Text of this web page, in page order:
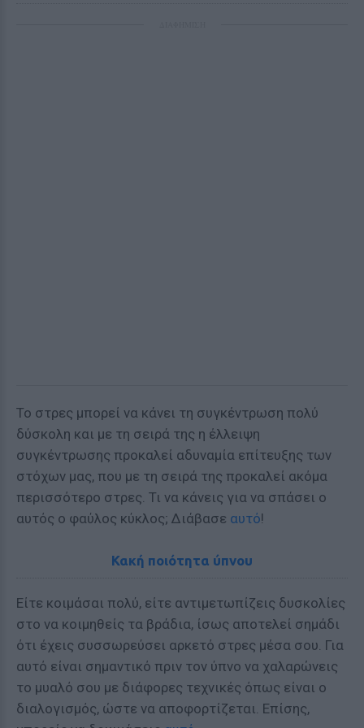
Το στρες μπορεί να κάνει τη συγκέντρωση πολύ
δύσκολη και με τη σειρά της η έλλειψη
συγκέντρωσης προκαλεί αδυναμία επίτευξης των
στόχων μας, που με τη σειρά της προκαλεί ακόμα
περισσότερο στρες. Τι να κάνεις για να σπάσει ο
αυτός ο φαύλος κύκλος; Διάβασε αυτό!
Κακή ποιότητα ύπνου
Είτε κοιμάσαι πολύ, είτε αντιμετωπίζεις δυσκολίες
στο να κοιμηθείς τα βράδια, ίσως αποτελεί σημάδι
ότι έχεις συσσωρεύσει αρκετό στρες μέσα σου. Για
αυτό είναι σημαντικό πριν τον ύπνο να χαλαρώνεις
το μυαλό σου με διάφορες τεχνικές όπως είναι ο
διαλογισμός, ώστε να αποφορτίζεται. Επίσης,